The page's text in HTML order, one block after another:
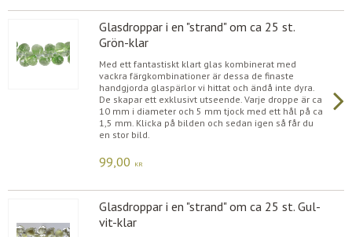
Glasdroppar i en "strand" om ca 25 st.
Grön-klar
Med ett fantastiskt klart glas kombinerat med
vackra färgkombinationer är dessa de finaste
handgjorda glaspärlor vi hittat och ändå inte dyra.
De skapar ett exklusivt utseende. Varje droppe är ca
10 mm i diameter och 5 mm tjock med ett hål på ca
1,5 mm. Klicka på bilden och sedan igen så får du
en stor bild.
99,00 KR
Glasdroppar i en "strand" om ca 25 st. Gul-
vit-klar